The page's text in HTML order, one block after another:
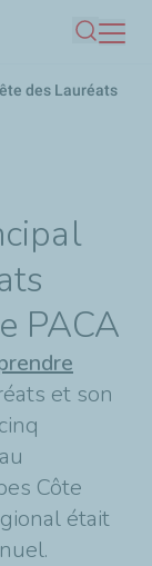
des Lauréats
PACA
et son
Côte
était